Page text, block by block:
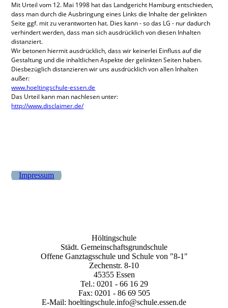
Mit Urteil vom 12. Mai 1998 hat das Landgericht Hamburg entschieden,
dass man durch die Ausbringung eines Links die Inhalte der gelinkten
Seite ggf. mit zu verantworten hat. Dies kann - so das LG - nur dadurch
verhindert werden, dass man sich ausdrücklich von diesen Inhalten
distanziert.
Wir betonen hiermit ausdrücklich, dass wir keinerlei Einfluss auf die
Gestaltung und die inhaltlichen Aspekte der gelinkten Seiten haben.
Diesbezüglich distanzieren wir uns ausdrücklich von allen Inhalten
außer:
www.hoeltingschule-essen.de
Das Urteil kann man nachlesen unter:
http://www.disclaimer.de/
Impressum
Höltingschule
Städt. Gemeinschaftsgrundschule
Offene Ganztagsschule und Schule von "8-1"
Zechenstr. 8-10
45355 Essen
Tel.: 0201 - 66 16 29
Fax: 0201 - 86 69 505
E-Mail: hoeltingschule.info@schule.essen.de